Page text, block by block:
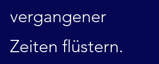
vergangener
Zeiten flüstern.